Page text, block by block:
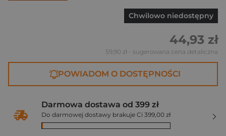
Chwilowo niedostępny
44,93 zł
59,90 zł - sugerowana cena detaliczna
POWIADOM O DOSTĘPNOŚCI
Darmowa dostawa od 399 zł
Do darmowej dostawy brakuje Ci 399,00 zł